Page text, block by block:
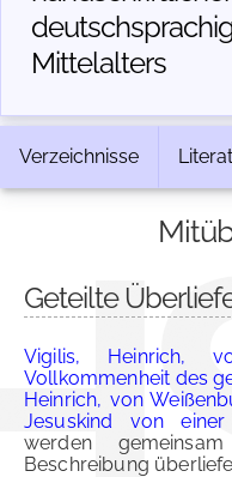
Mittelalters
Verzeichnisse
Geteilte
Vigilis, Heinrich,
Vollkommenheit des
Heinrich, von
Jesuskind von
werden
Beschreibung